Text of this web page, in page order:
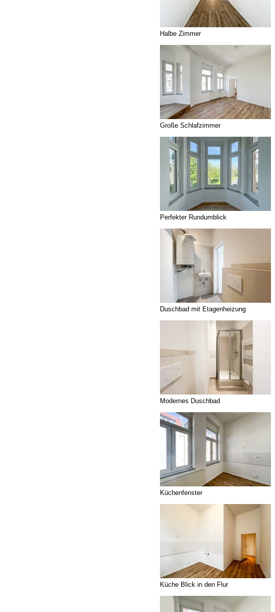
Halbe Zimmer
Große Schlafzimmer
Perfekter Rundumblick
Duschbad mit Etagenheizung
Modernes Duschbad
Küchenfenster
Küche Blick in den Flur